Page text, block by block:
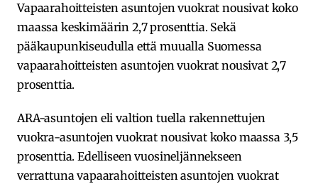
Vapaarahoitteisten asuntojen vuokrat nousivat koko
maassa keskimäärin 2,7 prosenttia. Sekä
pääkaupunkiseudulla että muualla Suomessa
vapaarahoitteisten asuntojen vuokrat nousivat 2,7
prosenttia.
ARA-asuntojen eli valtion tuella rakennettujen
vuokra-asuntojen vuokrat nousivat koko maassa 3,5
prosenttia. Edelliseen vuosineljännekseen
verrattuna vapaarahoitteisten asuntojen vuokrat